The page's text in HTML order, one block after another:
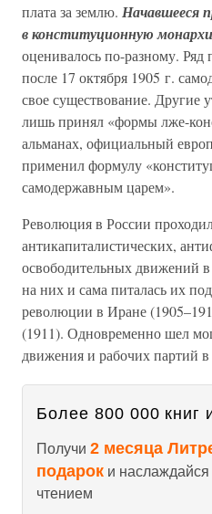
плата за землю. Начавшееся
в конституционную
оценивалось по-разному. Ряд
после 17 октября 1905 г.
свое существование. Другие
лишь принял «формы лже-
альманах, официальный
применил формулу
самодержавным царем».
Революция в России
антикапиталистических,
освободительных движений
на них и сама питалась их
революции в Иране
(1911). Одновременно шел
движения и рабочих партий
Более 800 000 книг
Получи 2 месяца
подарок и
чтением